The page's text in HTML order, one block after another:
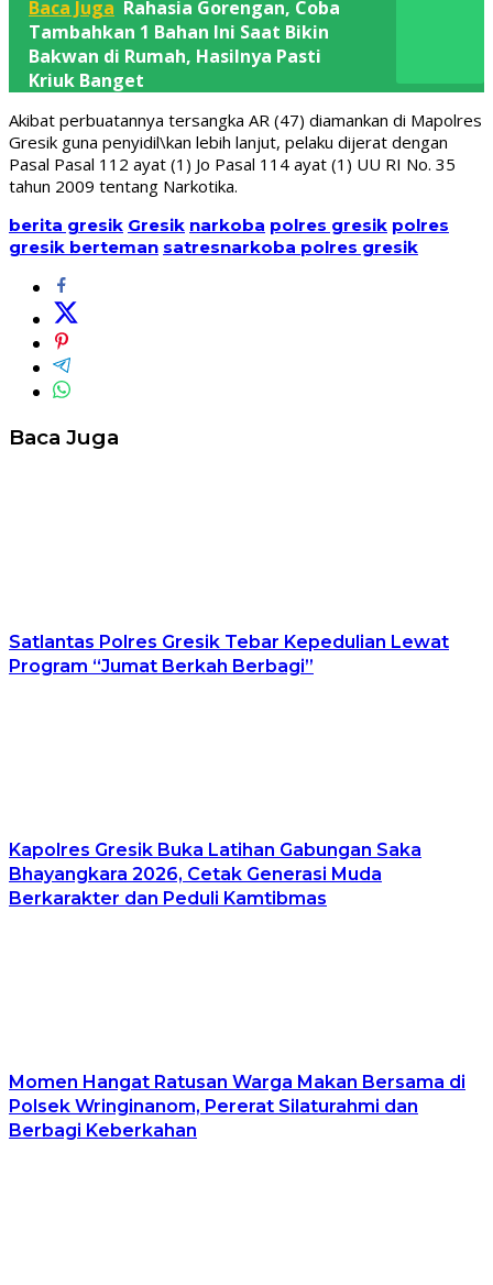
Baca Juga Rahasia Gorengan, Coba
Tambahkan 1 Bahan Ini Saat Bikin
Bakwan di Rumah, Hasilnya Pasti
Kriuk Banget
Akibat perbuatannya tersangka AR (47) diamankan di Mapolres
Gresik guna penyidil\kan lebih lanjut, pelaku dijerat dengan
Pasal Pasal 112 ayat (1) Jo Pasal 114 ayat (1) UU RI No. 35
tahun 2009 tentang Narkotika.
berita gresik Gresik narkoba polres gresik polres
gresik berteman satresnarkoba polres gresik
Baca Juga
Satlantas Polres Gresik Tebar Kepedulian Lewat
Program “Jumat Berkah Berbagi”
Kapolres Gresik Buka Latihan Gabungan Saka
Bhayangkara 2026, Cetak Generasi Muda
Berkarakter dan Peduli Kamtibmas
Momen Hangat Ratusan Warga Makan Bersama di
Polsek Wringinanom, Pererat Silaturahmi dan
Berbagi Keberkahan